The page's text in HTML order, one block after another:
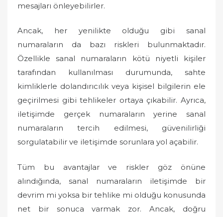
mesajları önleyebilirler.
Ancak, her yenilikte olduğu gibi sanal
numaraların da bazı riskleri bulunmaktadır.
Özellikle sanal numaraların kötü niyetli kişiler
tarafından kullanılması durumunda, sahte
kimliklerle dolandırıcılık veya kişisel bilgilerin ele
geçirilmesi gibi tehlikeler ortaya çıkabilir. Ayrıca,
iletişimde gerçek numaraların yerine sanal
numaraların tercih edilmesi, güvenilirliği
sorgulatabilir ve iletişimde sorunlara yol açabilir.
Tüm bu avantajlar ve riskler göz önüne
alındığında, sanal numaraların iletişimde bir
devrim mi yoksa bir tehlike mi olduğu konusunda
net bir sonuca varmak zor. Ancak, doğru